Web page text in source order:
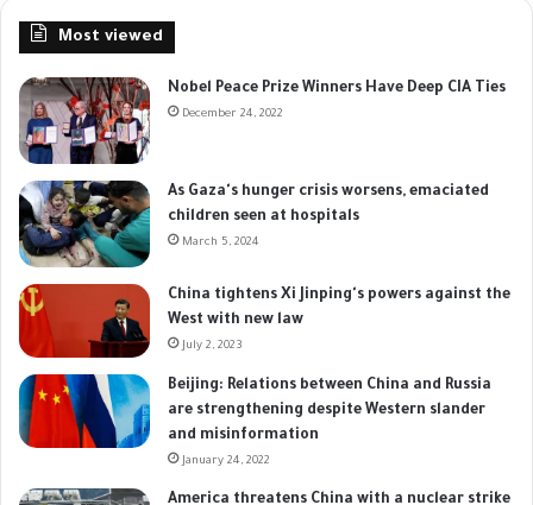
Most viewed
Nobel Peace Prize Winners Have Deep CIA Ties
December 24, 2022
As Gaza's hunger crisis worsens, emaciated
children seen at hospitals
March 5, 2024
China tightens Xi Jinping's powers against the
West with new law
July 2, 2023
Beijing: Relations between China and Russia
are strengthening despite Western slander
and misinformation
January 24, 2022
America threatens China with a nuclear strike